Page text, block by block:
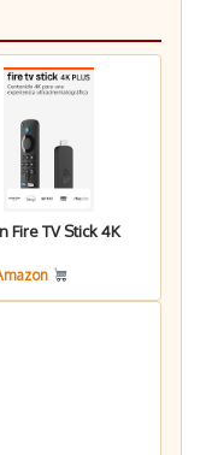
Fire TV Stick 4K